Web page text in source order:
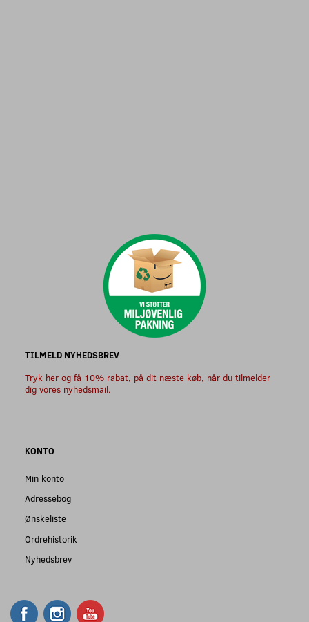
TILMELD NYHEDSBREV
Tryk her og få 10% rabat, på dit næste køb, når du tilmelder
dig vores nyhedsmail.
KONTO
Min konto
Adressebog
Ønskeliste
Ordrehistorik
Nyhedsbrev